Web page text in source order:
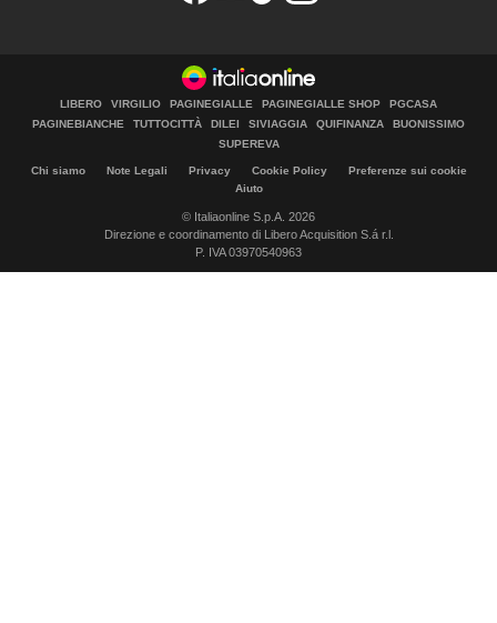
LIBERO VIRGILIO PAGINEGIALLE PAGINEGIALLE SHOP
PGCASA
PAGINEBIANCHE
TUTTOCITTÀ DILEI SIVIAGGIA QUIFINANZA
BUONISSIMO
SUPEREVA
Chi siamo Note Legali Privacy Cookie Policy
Preferenze sui cookie
Aiuto
© Italiaonline S.p.A. 2026
Direzione e coordinamento di Libero Acquisition S.á r.l.
P. IVA 03970540963